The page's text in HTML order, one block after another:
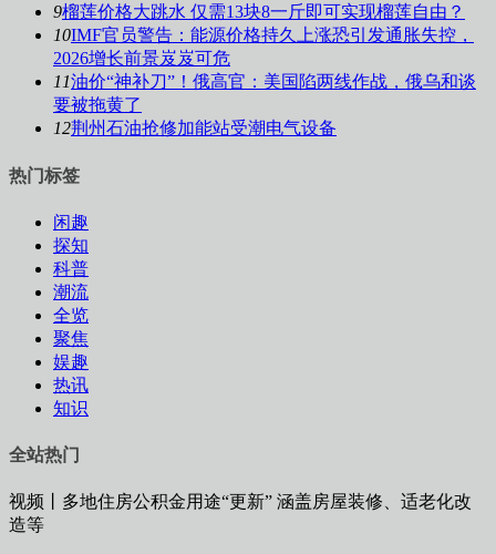
9榴莲价格大跳水 仅需13块8一斤即可实现榴莲自由？
10IMF官员警告：能源价格持久上涨恐引发通胀失控，
2026增长前景岌岌可危
11油价“神补刀”！俄高官：美国陷两线作战，俄乌和谈
要被拖黄了
12荆州石油抢修加能站受潮电气设备
热门标签
闲趣
探知
科普
潮流
全览
聚焦
娱趣
热讯
知识
全站热门
视频丨多地住房公积金用途“更新” 涵盖房屋装修、适老化改
造等